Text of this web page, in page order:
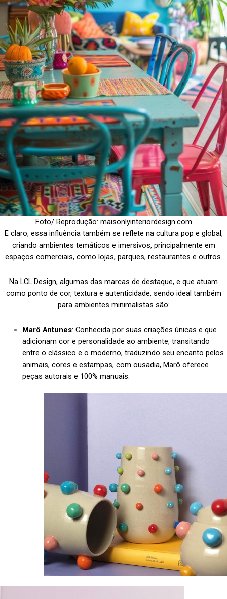
Foto/ Reprodução: maisonlyinteriordesign.com
E claro, essa influência também se reflete na cultura pop e global,
criando ambientes temáticos e imersivos, principalmente em
espaços comerciais, como lojas, parques, restaurantes e outros.
Na LCL Design, algumas das marcas de destaque, e que atuam
como ponto de cor, textura e autenticidade, sendo ideal também
para ambientes minimalistas são:
Marô Antunes: Conhecida por suas criações únicas e que
adicionam cor e personalidade ao ambiente, transitando
entre o clássico e o moderno, traduzindo seu encanto pelos
animais, cores e estampas, com ousadia, Marô oferece
peças autorais e 100% manuais.